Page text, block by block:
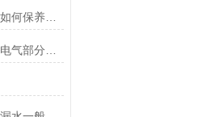
DEUBLIN(杜博林)旋转接头如何保养？需要注意哪些事项？